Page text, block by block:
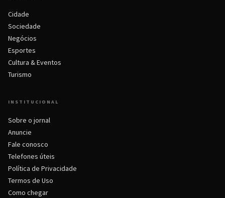
Cidade
Sociedade
Negócios
Esportes
Cultura & Eventos
Turismo
INSTITUCIONAL
Sobre o jornal
Anuncie
Fale conosco
Telefones úteis
Política de Privacidade
Termos de Uso
Como chegar